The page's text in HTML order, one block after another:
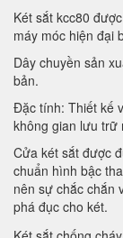
Két sắt kcc80
máy móc hiện đại
Dây chuyền sản
bản.
Đặc tính: Thiết kế
không gian lưu trữ
Cửa két sắt được
chuẩn hình bậc
nên sự chắc chắn
phá đục cho két.